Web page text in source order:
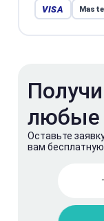
VISA
Получи
любые
Оставьте
вам